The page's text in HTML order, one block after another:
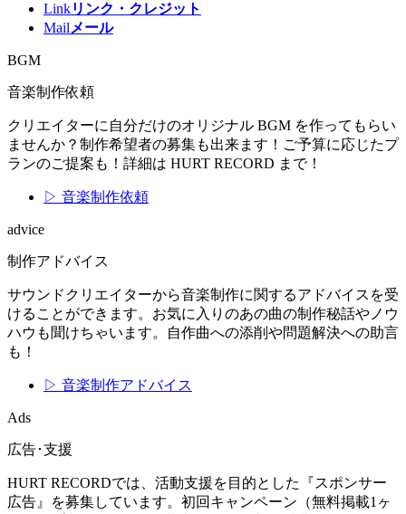
Linkリンク・クレジット
Mail メール
BGM
音楽制作依頼
クリエイターに自分だけのオリジナル BGM を作ってもらい
ませんか？制作希望者の募集も出来ます！ご予算に応じたプ
ランのご提案も！詳細は HURT RECORD まで！
▷ 音楽制作依頼
advice
制作アドバイス
サウンドクリエイターから音楽制作に関するアドバイスを受
けることができます。お気に入りのあの曲の制作秘話やノウ
ハウも聞けちゃいます。自作曲への添削や問題解決への助言
も！
▷ 音楽制作アドバイス
Ads
広告･支援
HURT RECORDでは、活動支援を目的とした『スポンサー
広告』を募集しています。初回キャンペーン（無料掲載1ヶ